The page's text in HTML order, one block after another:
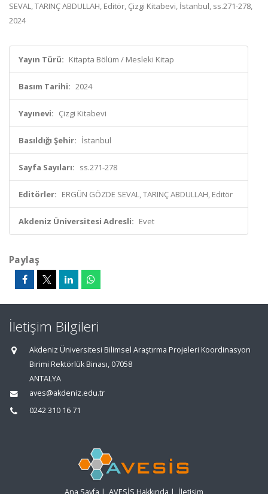
SEVAL, TARINÇ ABDULLAH, Editör, Çizgi Kitabevi, İstanbul, ss.271-278,
2024
Yayın Türü: Kitapta Bölüm / Mesleki Kitap
Basım Tarihi: 2024
Yayınevi: Çizgi Kitabevi
Basıldığı Şehir: İstanbul
Sayfa Sayıları: ss.271-278
Editörler: ERGÜN GÖZDE SEVAL, TARINÇ ABDULLAH, Editör
Akdeniz Üniversitesi Adresli: Evet
Paylaş
İletişim Bilgileri
Akdeniz Üniversitesi Bilimsel Araştırma Projeleri Koordinasyon
Birimi Rektörlük Binası, 07058
ANTALYA
aves@akdeniz.edu.tr
0242 310 16 71
Ana Sayfa | AVESİS Hakkında | İletişim